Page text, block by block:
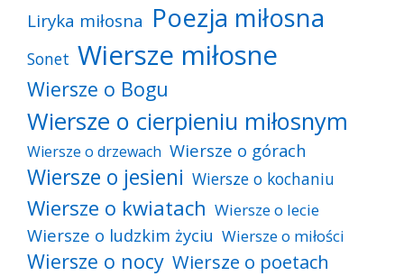
Liryka miłosna Poezja miłosna
Sonet Wiersze miłosne
Wiersze o Bogu
Wiersze o cierpieniu miłosnym
Wiersze o drzewach Wiersze o górach
Wiersze o jesieni Wiersze o kochaniu
Wiersze o kwiatach Wiersze o lecie
Wiersze o ludzkim życiu Wiersze o miłości
Wiersze o nocy Wiersze o poetach